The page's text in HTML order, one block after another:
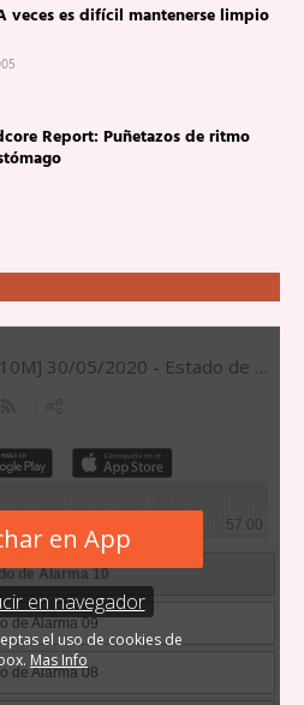
veces es difícil mantenerse limpio
Report: Puñetazos de ritmo